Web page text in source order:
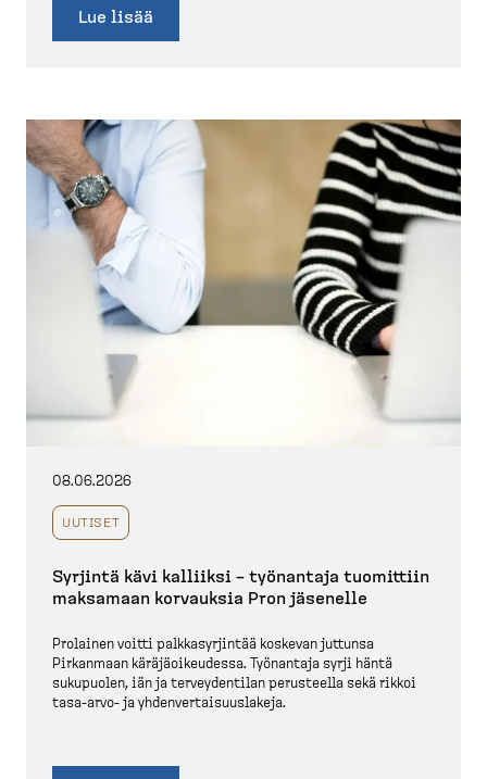
Lue lisää
08.06.2026
UUTISET
Syrjintä kävi kalliiksi – työnantaja tuomittiin
maksamaan korvauksia Pron jäsenelle
Prolainen voitti palkka­syr­jintää koskevan juttunsa
Pirkanmaan käräjä­oi­keudessa. Työnantaja syrji häntä
sukupuolen, iän ja tervey­dentilan perusteella sekä rikkoi
tasa-​arvo-​ ja yhdenver­tai­suus­lakeja.